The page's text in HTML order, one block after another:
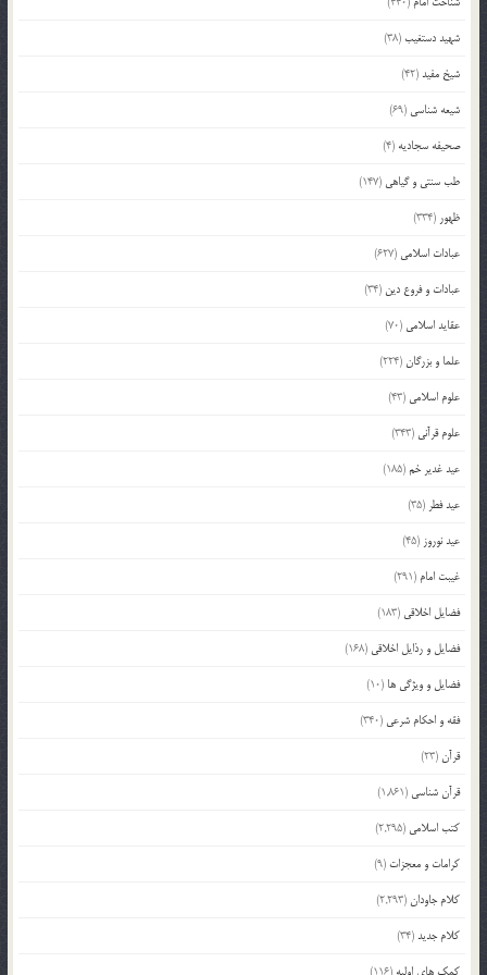
شهید دستغیب(38)
شیخ مفید(42)
شیعه شناسی (69)
صحیفه سجادیه (4)
طب سنتی و گیاهی (147)
ظهور (334)
عبادات اسلامی (627)
عبادات و فروع دین (34)
عقاید اسلامی (70)
علما و بزرگان(224)
علوم اسلامی (43)
علوم قرآنی (343)
عید غدیر خم(185)
عید فطر (35)
عید نوروز (45)
غیبت امام (291)
فضایل اخلاقی (183)
فضایل و رذایل اخلاقی (168)
فضایل و ویژگی ها (10)
فقه و احکام شرعی (340)
قرآن(23)
قرآن شناسی (1,861)
کتب اسلامی (2,295)
کرامات و معجزات (9)
کلام جاودان(2,293)
کلام جدید(34)